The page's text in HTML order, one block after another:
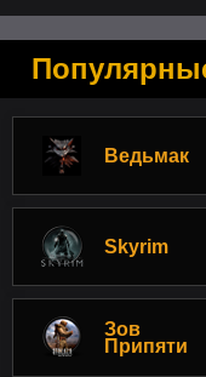
Ведьмак
Skyrim
Зов
Припяти